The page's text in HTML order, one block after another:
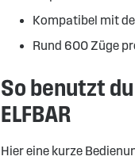
Kompatibel mit
Rund 600 Züge
So benutzt
ELFBAR
Hier eine kurze